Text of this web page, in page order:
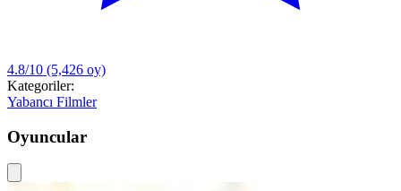
4.8/10 (5,426 oy)
Kategoriler:
Yabancı Filmler
Oyuncular